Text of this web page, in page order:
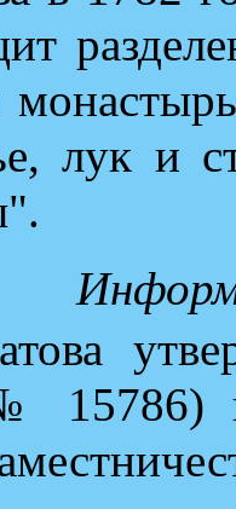
лук и